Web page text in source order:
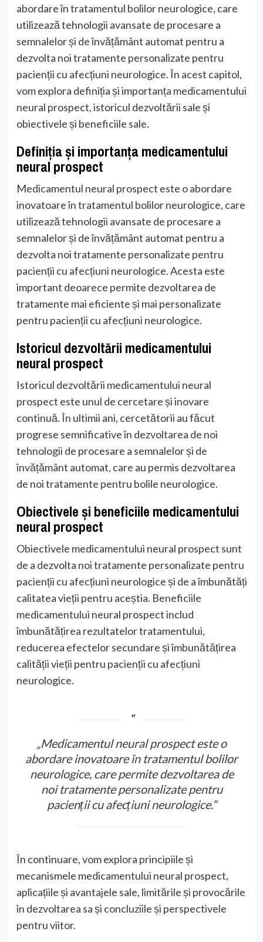
abordare în tratamentul bolilor neurologice, care
utilizează tehnologii avansate de procesare a
semnalelor și de învățământ automat pentru a
dezvolta noi tratamente personalizate pentru
pacienții cu afecțiuni neurologice. În acest capitol,
vom explora definiția și importanța medicamentului
neural prospect, istoricul dezvoltării sale și
obiectivele și beneficiile sale.
Definiția și importanța medicamentului
neural prospect
Medicamentul neural prospect este o abordare
inovatoare în tratamentul bolilor neurologice, care
utilizează tehnologii avansate de procesare a
semnalelor și de învățământ automat pentru a
dezvolta noi tratamente personalizate pentru
pacienții cu afecțiuni neurologice. Acesta este
important deoarece permite dezvoltarea de
tratamente mai eficiente și mai personalizate
pentru pacienții cu afecțiuni neurologice.
Istoricul dezvoltării medicamentului
neural prospect
Istoricul dezvoltării medicamentului neural
prospect este unul de cercetare și inovare
continuă. În ultimii ani, cercetătorii au făcut
progrese semnificative în dezvoltarea de noi
tehnologii de procesare a semnalelor și de
învățământ automat, care au permis dezvoltarea
de noi tratamente pentru bolile neurologice.
Obiectivele și beneficiile medicamentului
neural prospect
Obiectivele medicamentului neural prospect sunt
de a dezvolta noi tratamente personalizate pentru
pacienții cu afecțiuni neurologice și de a îmbunătăți
calitatea vieții pentru aceștia. Beneficiile
medicamentului neural prospect includ
îmbunătățirea rezultatelor tratamentului,
reducerea efectelor secundare și îmbunătățirea
calității vieții pentru pacienții cu afecțiuni
neurologice.
„Medicamentul neural prospect este o
abordare inovatoare în tratamentul bolilor
neurologice, care permite dezvoltarea de
noi tratamente personalizate pentru
pacienții cu afecțiuni neurologice.”
În continuare, vom explora principiile și
mecanismele medicamentului neural prospect,
aplicațiile și avantajele sale, limitările și provocările
în dezvoltarea sa și concluziile și perspectivele
pentru viitor.